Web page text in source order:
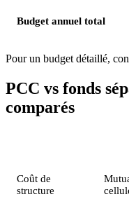
Budget annuel total
Pour un budget détaillé,
PCC vs fonds
comparés
Coût de
structure